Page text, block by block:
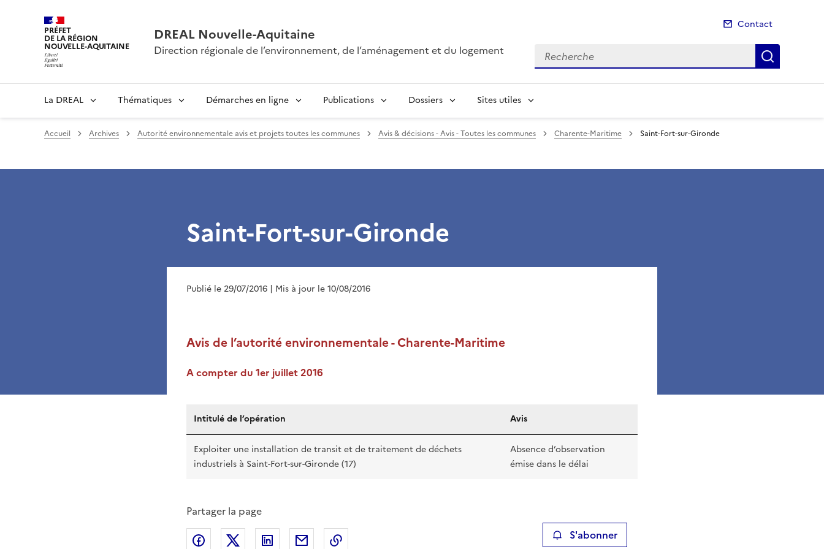
PRÉFET
DE LA RÉGION
NOUVELLE-AQUITAINE
DREAL Nouvelle-Aquitaine
Direction régionale de l’environnement, de l’aménagement et du logement
Contact
Recherche
La DREAL Thématiques Démarches en ligne Publications Dossiers Sites utiles
Accueil Archives Autorité environnementale avis et projets toutes les communes Avis & décisions - Avis - Toutes les communes Charente-Maritime Saint-Fort-sur-Gironde
Saint-Fort-sur-Gironde
Publié le 29/07/2016 | Mis à jour le 10/08/2016
Avis de l’autorité environnementale - Charente-Maritime
A compter du 1er juillet 2016
Intitulé de l’opération Avis
Exploiter une installation de transit et de traitement de déchets
industriels à Saint-Fort-sur-Gironde (17)
Absence d’observation
émise dans le délai
Partager la page
Partager sur Facebook
Partager sur XPartager sur LinkedIn
Partager par emailCopier le lien de la page dans le presse-papier S'abonner